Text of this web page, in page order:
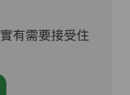
有需要接受住